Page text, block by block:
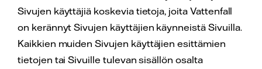
Sivujen käyttäjiä koskevia tietoja, joita Vattenfall
on kerännyt Sivujen käyttäjien käynneistä Sivuilla.
Kaikkien muiden Sivujen käyttäjien esittämien
tietojen tai Sivuille tulevan sisällön osalta